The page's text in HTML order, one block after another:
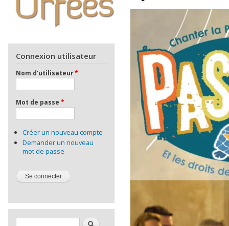
Connexion utilisateur
Nom d'utilisateur*
Mot de passe *
Créer un nouveau compte
Demander un nouveau
mot de passe
Formulaire de rechercheRechercher